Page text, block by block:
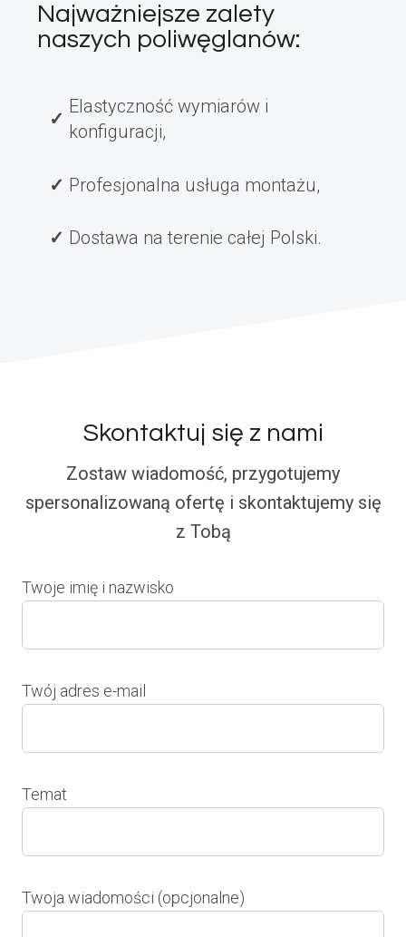
Najważniejsze zalety
naszych poliwęglanów:
Elastyczność wymiarów i
konfiguracji,
Profesjonalna usługa montażu,
Dostawa na terenie całej Polski.
Skontaktuj się z nami
Zostaw wiadomość, przygotujemy
spersonalizowaną ofertę i skontaktujemy się
z Tobą
Twoje imię i nazwisko
Twój adres e-mail
Temat
Twoja wiadomości (opcjonalne)